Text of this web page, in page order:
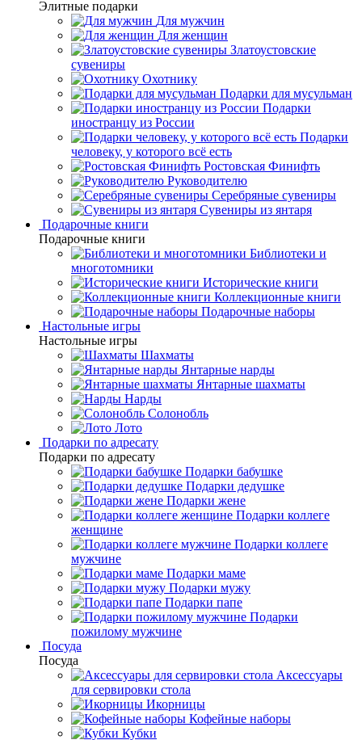
Элитные подарки
Для мужчин
Для женщин
Златоустовские
сувениры
Охотнику
Подарки для мусульман
Подарки
иностранцу из России
Подарки
человеку, у которого всё есть
Ростовская Финифть
Руководителю
Серебряные сувениры
Сувениры из янтаря
Подарочные книги
Подарочные книги
Библиотеки и
многотомники
Исторические книги
Коллекционные книги
Подарочные наборы
Настольные игры
Настольные игры
Шахматы
Янтарные нарды
Янтарные шахматы
Нарды
Солонобль
Лото
Подарки по адресату
Подарки по адресату
Подарки бабушке
Подарки дедушке
Подарки жене
Подарки коллеге
женщине
Подарки коллеге
мужчине
Подарки маме
Подарки мужу
Подарки папе
Подарки
пожилому мужчине
Посуда
Посуда
Аксессуары
для сервировки стола
Икорницы
Кофейные наборы
Кубки